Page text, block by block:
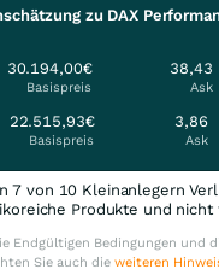
zu DAX
30.194,00€
Basispreis
38,43
Ask
22.515,93€
Basispreis
3,86
Ask
7 von 10 Kleinanlegern
Produkte und
Endgültigen Bedingungen und
Sie auch die weiteren